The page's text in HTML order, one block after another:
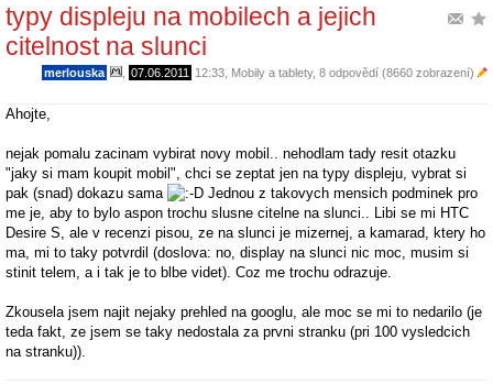
typy displeju na mobilech a jejich
citelnost na slunci
merlouska 07.06.2011 12:33 Mobily a tablety, 8 odpovědí (8660 zobrazení)
Ahojte,
nejak pomalu zacinam vybirat novy mobil.. nehodlam tady resit otazku
"jaky si mam koupit mobil", chci se zeptat jen na typy displeju, vybrat si
pak (snad) dokazu sama
Jednou z takovych mensich podminek pro
me je, aby to bylo aspon trochu slusne citelne na slunci.. Libi se mi HTC
Desire S, ale v recenzi pisou, ze na slunci je mizernej, a kamarad, ktery ho
ma, mi to taky potvrdil (doslova: no, display na slunci nic moc, musim si
stinit telem, a i tak je to blbe videt). Coz me trochu odrazuje.
Zkousela jsem najit nejaky prehled na googlu, ale moc se mi to nedarilo (je
teda fakt, ze jsem se taky nedostala za prvni stranku (pri 100 vysledcich
na stranku)).